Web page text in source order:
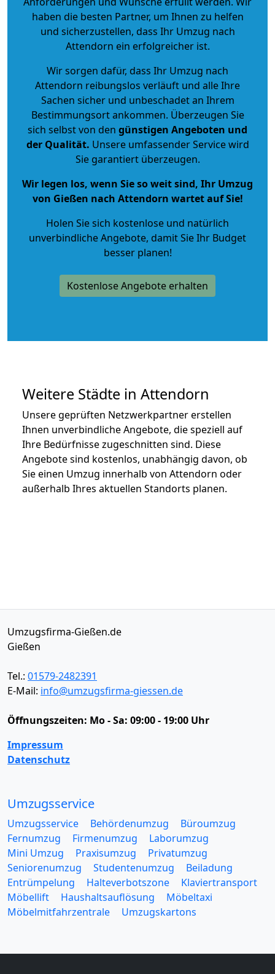
haben die besten Partner, um Ihnen zu helfen
und sicherzustellen, dass Ihr Umzug nach
Attendorn ein erfolgreicher ist.
Wir sorgen dafür, dass Ihr Umzug nach
Attendorn reibungslos verläuft und alle Ihre
Sachen sicher und unbeschadet an Ihrem
Bestimmungsort ankommen. Überzeugen Sie
sich selbst von den günstigen Angeboten und
der Qualität. Unsere umfassender Service wird
Sie garantiert überzeugen.
Wir legen los, wenn Sie so weit sind, Ihr Umzug
von Gießen nach Attendorn wartet auf Sie!
Holen Sie sich kostenlose und natürlich
unverbindliche Angebote, damit Sie Ihr Budget
besser planen!
Kostenlose Angebote erhalten
Weitere Städte in Attendorn
Unsere geprüften Netzwerkpartner erstellen
Ihnen unverbindliche Angebote, die speziell auf
Ihre Bedürfnisse zugeschnitten sind. Diese
Angebote sind kostenlos, unabhängig davon, ob
Sie einen Umzug innerhalb von Attendorn oder
außerhalb Ihres aktuellen Standorts planen.
Umzugsfirma-Gießen.de
Gießen
Tel.: 01579-2482391
E-Mail: info@umzugsfirma-giessen.de
Öffnungszeiten: Mo - Sa: 09:00 - 19:00 Uhr
Impressum
Datenschutz
Umzugsservice
Umzugsservice Behördenumzug
Büroumzug
Fernumzug
Firmenumzug
Laborumzug
Mini Umzug
Praxisumzug
Privatumzug
Seniorenumzug
Studentenumzug
Beiladung
Entrümpelung
Halteverbotszone
Klaviertransport
Möbellift
Haushaltsauflösung
Möbeltaxi
Möbelmitfahrzentrale
Umzugskartons